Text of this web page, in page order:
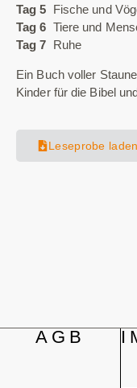
Tag 5 Fische und
Tag 6 Tiere und
Tag 7 Ruhe
Ein Buch voller
Kinder für die Bibel
Leseprobe laden
AGB